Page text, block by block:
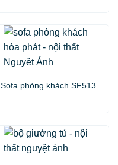
Sofa phòng khách SF513